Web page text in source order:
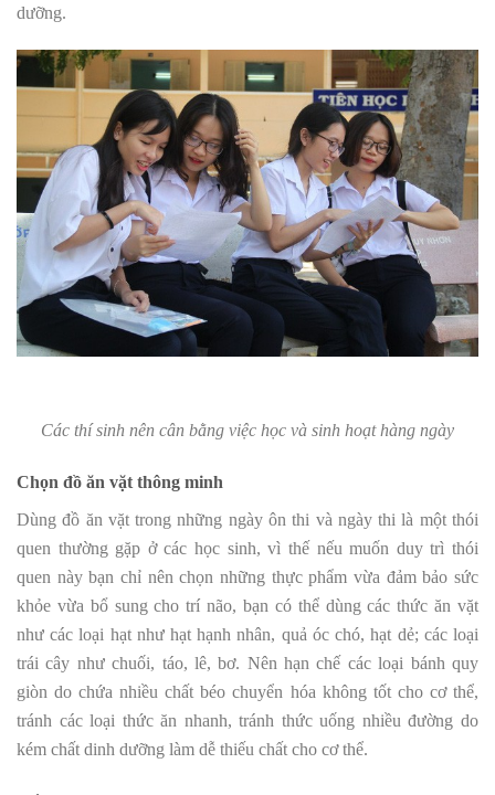
dưỡng.
Các thí sinh nên cân bằng việc học và sinh hoạt hàng ngày
Chọn đồ ăn vặt thông minh
Dùng đồ ăn vặt trong những ngày ôn thi và ngày thi là một thói
quen thường gặp ở các học sinh, vì thế nếu muốn duy trì thói
quen này bạn chỉ nên chọn những thực phẩm vừa đảm bảo sức
khỏe vừa bổ sung cho trí não, bạn có thể dùng các thức ăn vặt
như các loại hạt như hạt hạnh nhân, quả óc chó, hạt dẻ; các loại
trái cây như chuối, táo, lê, bơ. Nên hạn chế các loại bánh quy
giòn do chứa nhiều chất béo chuyển hóa không tốt cho cơ thể,
tránh các loại thức ăn nhanh, tránh thức uống nhiều đường do
kém chất dinh dưỡng làm dễ thiếu chất cho cơ thể.